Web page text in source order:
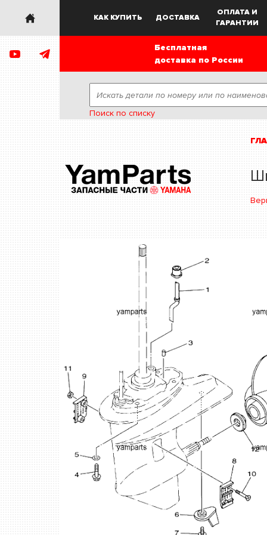
КАК КУПИТЬ ДОСТАВКА
ОПЛАТА И
ГАРАНТИИ
Бесплатная
доставка по России
Поиск по списку